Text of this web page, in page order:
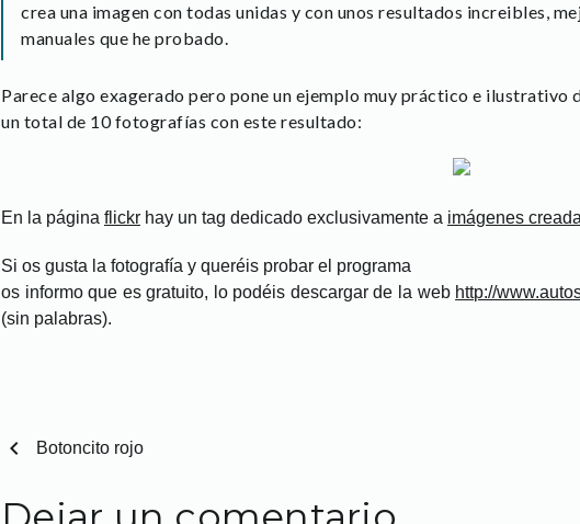
crea una imagen con todas unidas y con unos resultados increibles,
manuales que he probado.
Parece algo exagerado pero pone un ejemplo muy práctico e ilustrativo
un total de 10 fotografías con este resultado:
En la página flickr hay un tag dedicado exclusivamente a imágenes
Si os gusta la fotografía y queréis probar el programa
os informo que es gratuito, lo podéis descargar de la web http://
(sin palabras).
chevron_left Botoncito rojo